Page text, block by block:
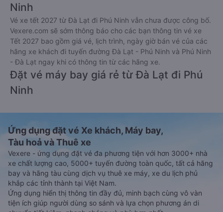
Ninh
Vé xe tết 2027 từ Đà Lạt đi Phú Ninh vẫn chưa được công bố.
Vexere.com sẽ sớm thông báo cho các bạn thông tin vé xe
Tết 2027 bao gồm giá vé, lịch trình, ngày giờ bán vé của các
hãng xe khách đi tuyến đường Đà Lạt - Phú Ninh và Phú Ninh
- Đà Lạt ngay khi có thông tin từ các hãng xe.
Đặt vé máy bay giá rẻ từ Đà Lạt đi Phú
Ninh
Ứng dụng đặt vé Xe khách, Máy bay,
Tàu hoả và Thuê xe
Vexere - ứng dụng đặt vé đa phương tiện với hơn 3000+ nhà
xe chất lượng cao, 5000+ tuyến đường toàn quốc, tất cả hãng
bay và hãng tàu cùng dịch vụ thuê xe máy, xe du lịch phủ
khắp các tỉnh thành tại Việt Nam.
Ứng dụng hiển thị thông tin đầy đủ, minh bạch cùng vô vàn
tiện ích giúp người dùng so sánh và lựa chọn phương án di